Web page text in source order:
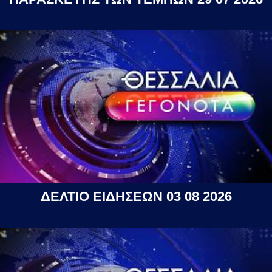
ΔΕΛΤΙΟ ΕΙΔΗΣΕΩΝ 03 08 2026